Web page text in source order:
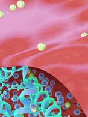
e-mail:*
Я согласен на